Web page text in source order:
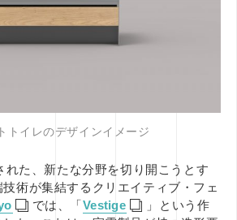
トイレのデザインイメージ
れた、新たな分野を切り開こうとす
術が集結するクリエイティブ・フェ
では、「Vestige
」という作